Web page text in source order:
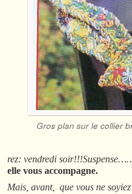
Gros plan sur le collier
rez: vendredi soir!!!
elle vous accompagne.
Mais, avant, que vous ne